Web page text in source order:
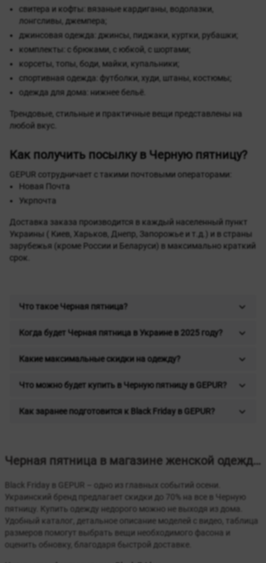
свитера и кофты: вязаные кардиганы, водолазки,
лонгсливы, джемпера;
джинсовая одежда: джинсы, пиджаки, куртки, рубашки;
комплекты: с брюками, с юбкой, с шортами;
корсеты, топы, боди, майки, купальники;
спортивная одежда: футболки, худи, штаны, костюмы;
одежда для дома: нижнее бельё.
Трендовые, стильные и практичные вещи представлены на
любой вкус.
Как получить посылку в Черную пятницу?
GEPUR сотрудничает с такими почтовыми операторами:
Новая Почта
Укрпочта
Доставка заказа производится в каждый населенный пункт
Украины ( Киев, Харьков, Днепр, Запорожье и т.д.) и в страны
зарубежья (кроме России и Беларуси) в максимально краткий
срок.
Что такое Черная пятница?
Когда будет Черная пятница в Украине в 2025 году?
Какие максимальные скидки на одежду?
Что можно будет купить в Черную пятницу в GEPUR?
Как заранее подготовится к Black Friday в GEPUR?
Черная пятница в магазине женской одежды GEPUR
Black Friday в GEPUR – одно из главных событий осени.
Украинский бренд предлагает скидки до 70% на все в Черную
пятницу. Купить одежду недорого можно не выходя из дома.
Удобный каталог, детальное описание моделей с видео, таблица
размеров помогут выбрать вещи необходимого фасона и
оценить обновку, благодаря быстрой доставке.